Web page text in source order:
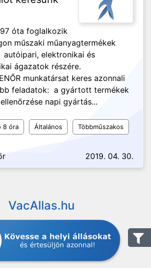
óta foglalkozik
műszaki műanyagtermékek
elektronikai és
ágazatok részére.
munkatársat keres azonnali
feladatok: a gyártott termékek
napi gyártás...
8 óra Általános Többműszakos
2019. 04. 30.
VacAllas.hu